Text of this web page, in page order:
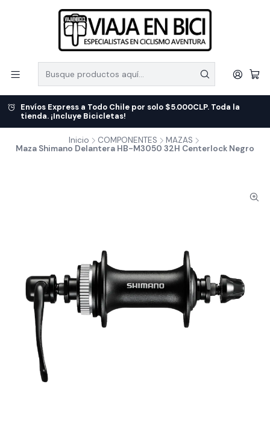
Envíos Express a Todo Chile por solo $5.000CLP. Toda la
tienda. ¡Incluye Bicicletas!
Inicio COMPONENTES
MAZAS
Maza Shimano Delantera HB-M3050 32H Centerlock Negro